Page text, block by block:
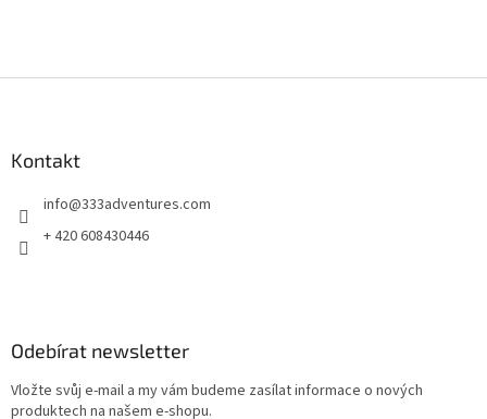
Kontakt
info@333adventures.com
+ 420 608430446
Odebírat newsletter
Vložte svůj e-mail a my vám budeme zasílat informace o nových
produktech na našem e-shopu.